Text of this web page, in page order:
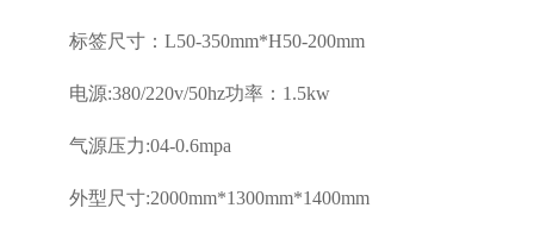
标签尺寸：L50-350mm*H50-200mm
电源:380/220v/50hz功率：1.5kw
气源压力:04-0.6mpa
外型尺寸:2000mm*1300mm*1400mm